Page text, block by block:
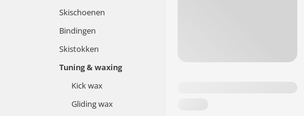
Skischoenen
Bindingen
Skistokken
Tuning & waxing
Kick wax
Gliding wax